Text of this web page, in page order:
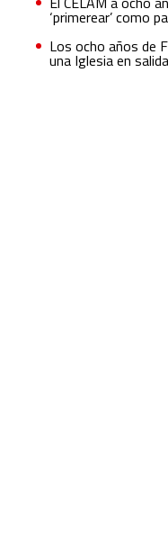
‘primerear’ como
Los ocho años de
una Iglesia en salida